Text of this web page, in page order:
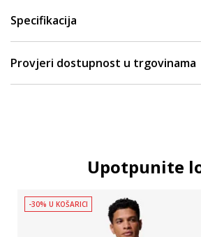
Specifikacija
Provjeri dostupnost u trgovinama
Upotpunite
-30% U KOŠARICI